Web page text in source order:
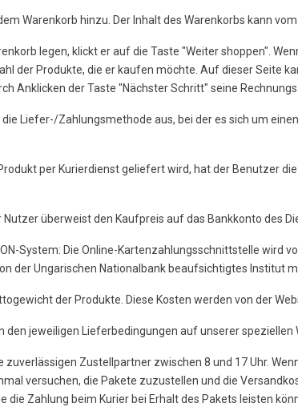
Warenkorb hinzu. Der Inhalt des Warenkorbs kann
legen, klickt er auf die Taste "Weiter shoppen".
der Produkte, die er kaufen möchte. Auf dieser Seite
Anklicken der Taste "Nächster Schritt" seine
Liefer-/Zahlungsmethode aus, bei der es sich um
per Kurierdienst geliefert wird, hat der Benutzer
Nutzer überweist den Kaufpreis auf das Bankkonto
System: Die Online-Kartenzahlungsschnittstelle
der Ungarischen Nationalbank beaufsichtigtes Institut
der Produkte. Diese Kosten werden von der
den jeweiligen Lieferbedingungen auf unserer speziellen
Zustellpartner zwischen 8 und 17 Uhr.
versuchen, die Pakete zuzustellen und die
Zahlung beim Kurier bei Erhalt des Pakets leisten